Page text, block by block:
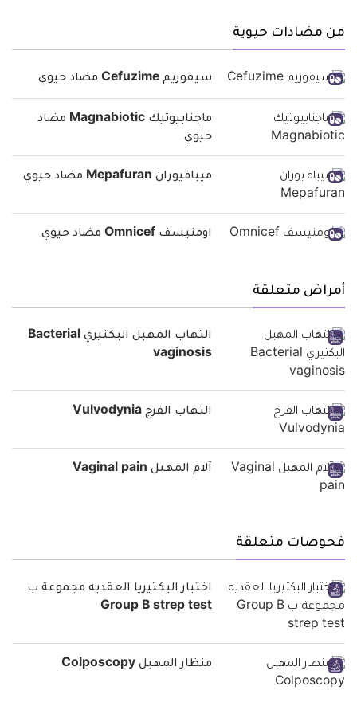
من مضادات حيوية
سيفوزيم Cefuzime مضاد حيوي
ماجنابيوتيك Magnabiotic مضاد
حيوي
ميبافيوران Mepafuran مضاد حيوي
اومنيسف Omnicef مضاد حيوي
أمراض متعلقة
التهاب المهبل البكتيري Bacterial
vaginosis
التهاب الفرج Vulvodynia
آلام المهبل Vaginal pain
فحوصات متعلقة
اختبار البكتيريا العقديه مجموعة ب
Group B strep test
منظار المهبل Colposcopy